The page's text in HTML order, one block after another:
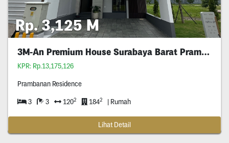
Rp. 3,125 M
3M-An Premium House Surabaya Barat Prambanan
KPR: Rp.13,175,126
Prambanan Residence
3 3 1202 1842 | Rumah
Lihat Detail